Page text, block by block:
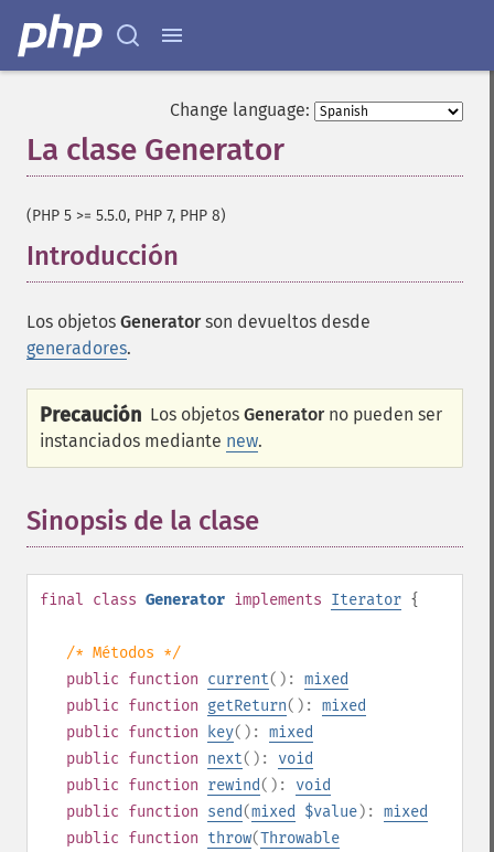
Change language:
La clase Generator
(PHP 5 >= 5.5.0, PHP 7, PHP 8)
Introducción
Los objetos Generatorson devueltos desde
generadores.
Precaución Los objetos Generatorno pueden ser
instanciados mediante new.
Sinopsis de la clase
final class Generator implements Iterator {
/* Métodos */
public function current(): mixed
public function getReturn(): mixed
public function key(): mixed
public function next(): void
public function rewind(): void
public function send(mixed $value): mixed
public function throw(Throwable